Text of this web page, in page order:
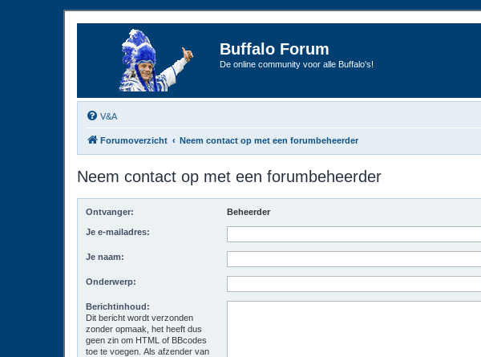
Buffalo Forum
De online community voor alle Buffalo's!
V&A
Forumoverzicht Neem contact op met een forumbeheerder
Neem contact op met een forumbeheerder
Ontvanger: Beheerder
Je e-mailadres:
Je naam:
Onderwerp:
Berichtinhoud:
Dit bericht wordt verzonden
zonder opmaak, het heeft dus
geen zin om HTML of BBcodes
toe te voegen. Als afzender van